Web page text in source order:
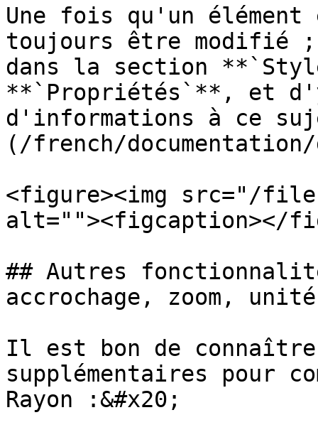
Une fois qu'un
toujours être
dans la section
**`Propriétés`**, et
d'informations à ce
(/french/
<figure><img src="/files/
alt=""><figcaption></
## Autres
accrochage, zoom,
Il est bon de
supplémentaires pour
Rayon :&#x20;